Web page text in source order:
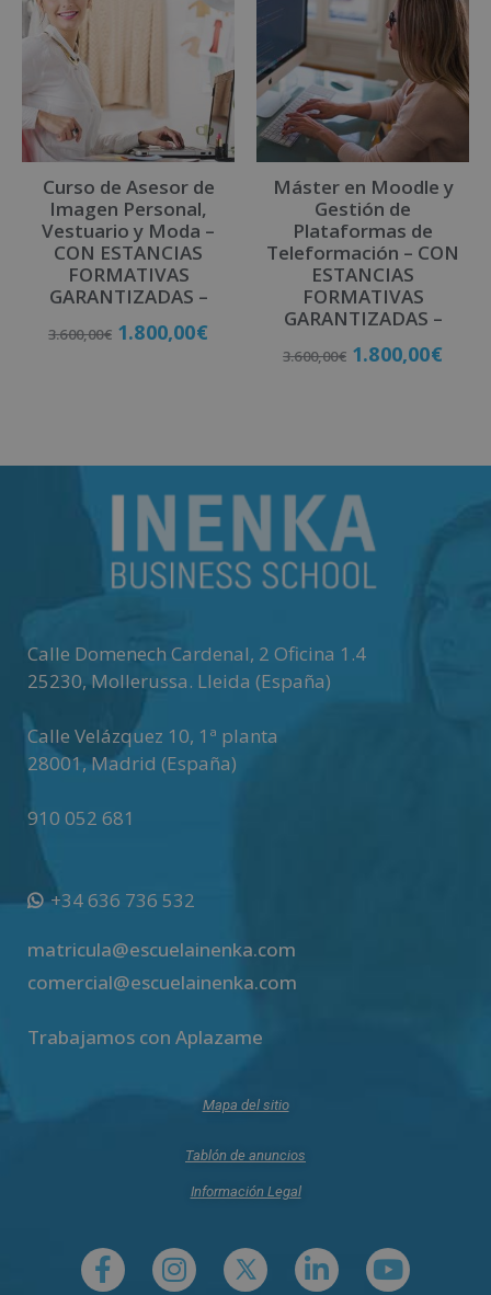
Curso de Asesor de
Imagen Personal,
Vestuario y Moda –
CON ESTANCIAS
FORMATIVAS
GARANTIZADAS –
3.600,00€ 1.800,00€
Máster en Moodle y
Gestión de
Plataformas de
Teleformación – CON
ESTANCIAS
FORMATIVAS
GARANTIZADAS –
3.600,00€ 1.800,00€
Calle Domenech Cardenal, 2 Oficina 1.4
25230, Mollerussa. Lleida (España)
Calle Velázquez 10, 1ª planta
28001,Madrid (España)
910 052 681
+34 636 736 532
matricula@escuelainenka.com
comercial@escuelainenka.com
Trabajamos con Aplazame
Mapa del sitio
Tablón de anuncios
Información Legal